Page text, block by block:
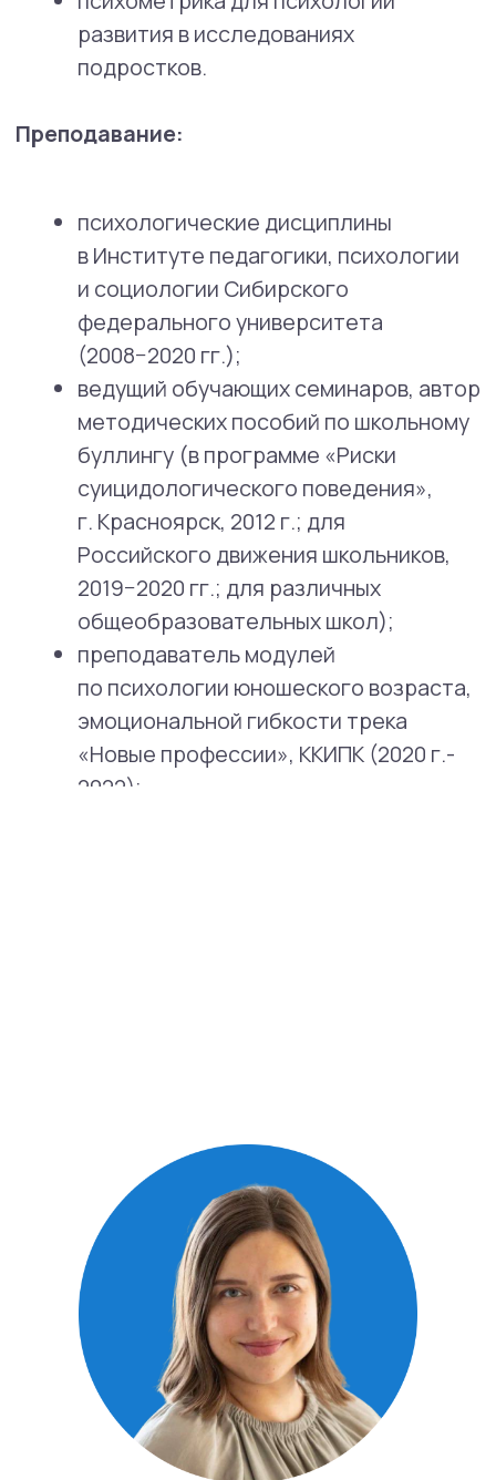
СМИ о нас
о высокой репутации
клиники
и профессионализме
наших экспертов.
СМИ пишут
Читать все статьи